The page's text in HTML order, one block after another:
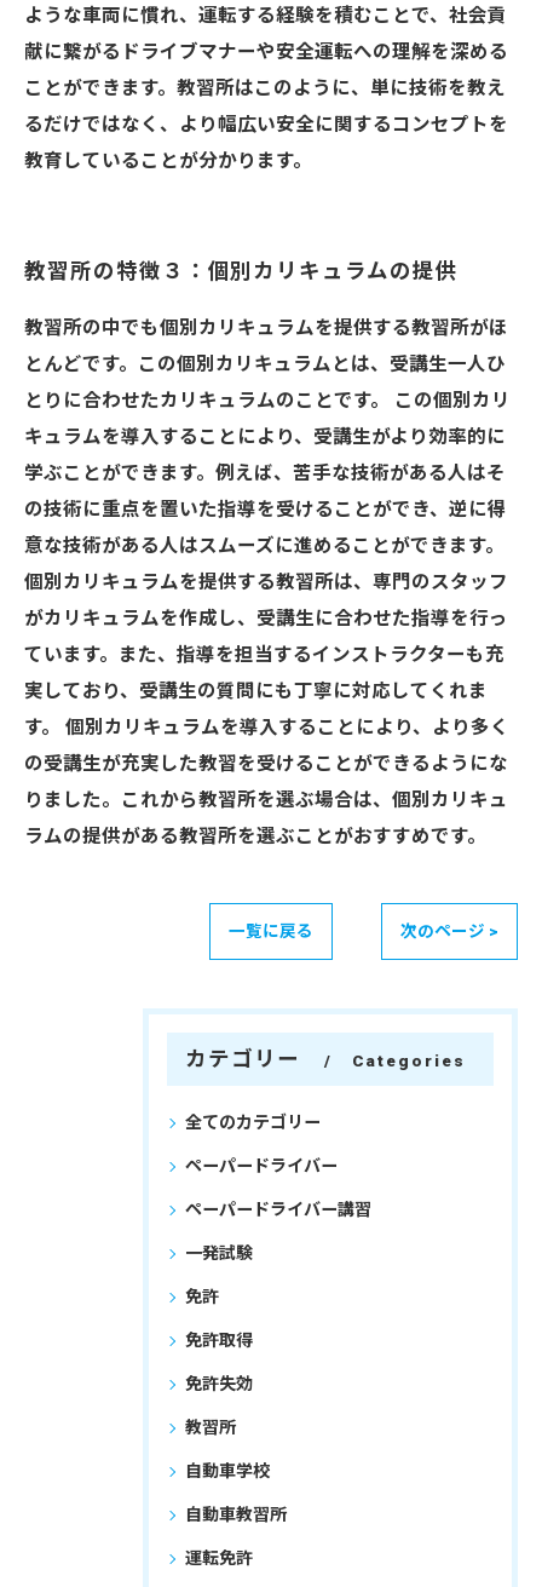
ような車両に慣れ、運転する経験を積むことで、社会貢
献に繋がるドライブマナーや安全運転への理解を深める
ことができます。教習所はこのように、単に技術を教え
るだけではなく、より幅広い安全に関するコンセプトを
教育していることが分かります。
教習所の特徴３：個別カリキュラムの提供
教習所の中でも個別カリキュラムを提供する教習所がほ
とんどです。この個別カリキュラムとは、受講生一人ひ
とりに合わせたカリキュラムのことです。 この個別カリ
キュラムを導入することにより、受講生がより効率的に
学ぶことができます。例えば、苦手な技術がある人はそ
の技術に重点を置いた指導を受けることができ、逆に得
意な技術がある人はスムーズに進めることができます。
個別カリキュラムを提供する教習所は、専門のスタッフ
がカリキュラムを作成し、受講生に合わせた指導を行っ
ています。また、指導を担当するインストラクターも充
実しており、受講生の質問にも丁寧に対応してくれま
す。 個別カリキュラムを導入することにより、より多く
の受講生が充実した教習を受けることができるようにな
りました。これから教習所を選ぶ場合は、個別カリキュ
ラムの提供がある教習所を選ぶことがおすすめです。
一覧に戻る 次のページ >
カテゴリー Categories
全てのカテゴリー
ペーパードライバー
ペーパードライバー講習
一発試験
免許
免許取得
免許失効
教習所
自動車学校
自動車教習所
運転免許